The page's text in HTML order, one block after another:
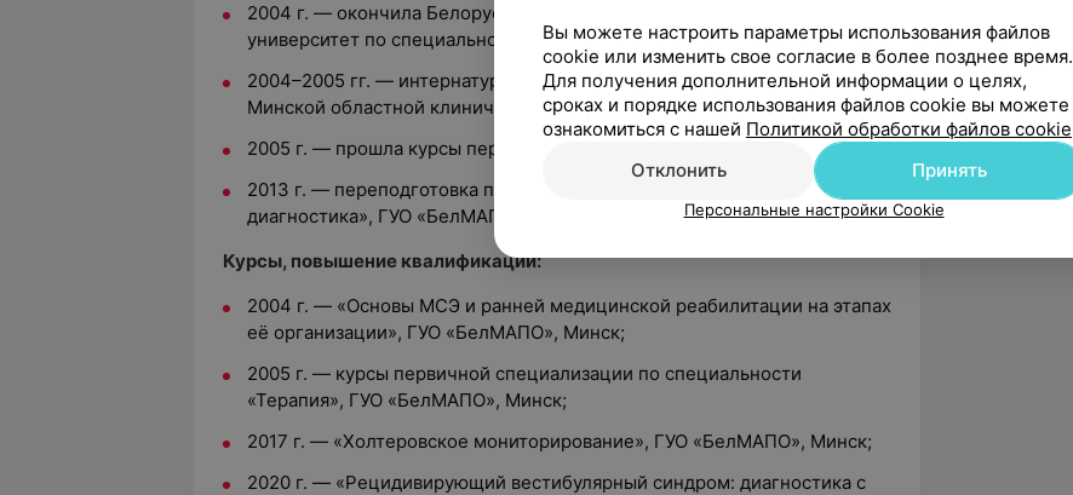
2004 г. — окончила Белорусский государственный медицинский
университет по специальности лечебно-профилактическое дело;
2004–2005 гг. — интернатура по специальности «Терапия», на базе
Минской областной клинической больницы;
2005 г. — прошла курсы первичной специализации по терапии;
2013 г. — переподготовка по специальности «Функциональная
диагностика», ГУО «БелМАПО», Минск.
Курсы, повышение квалификации:
2004 г. — «Основы МСЭ и ранней медицинской реабилитации на этапах
её организации», ГУО «БелМАПО», Минск;
2005 г. — курсы первичной специализации по специальности
«Терапия», ГУО «БелМАПО», Минск;
2017 г. — «Холтеровское мониторирование», ГУО «БелМАПО», Минск;
2020 г. — «Рецидивирующий вестибулярный синдром: диагностика с
Вы можете настроить параметры использования файлов
cookie или изменить свое согласие в более позднее время.
Для получения дополнительной информации о целях,
сроках и порядке использования файлов cookie вы можете
ознакомиться с нашей Политикой обработки файлов cookie
Отклонить
Принять
Персональные настройки Cookie